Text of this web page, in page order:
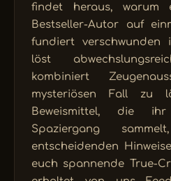
findet heraus, warum
Bestseller-Autor auf
fundiert verschwunden
löst
kombiniert
mysteriösen Fall zu
Beweismittel, die
Spaziergang
entscheidenden
euch spannende True-